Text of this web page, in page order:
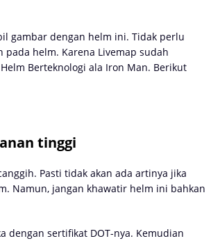
gambar dengan helm ini. Tidak perlu
helm. Karena Livemap sudah
Berteknologi ala Iron Man. Berikut
tinggi
Pasti tidak akan ada artinya jika
Namun, jangan khawatir helm ini bahkan
dengan sertifikat DOT-nya. Kemudian